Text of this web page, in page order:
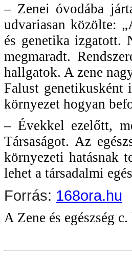
– Zenei óvodába
udvariasan közölte:
és genetika izgatott.
megmaradt.
hallgatok. A zene
Falust genetikusként
környezet hogyan
– Évekkel ezelőtt,
Társaságot. Az
környezeti hatásnak
lehet a társadalmi
Forrás: 168ora.hu
A Zene és egészség